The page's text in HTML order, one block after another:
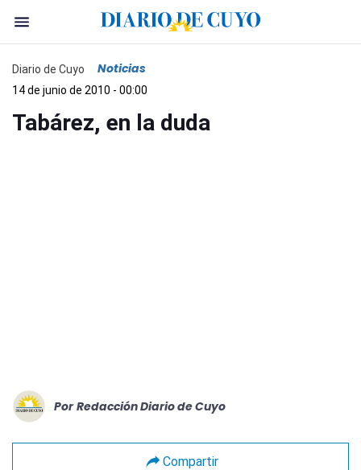
Diario de Cuyo Noticias
14 de junio de 2010 - 00:00
Tabárez, en la duda
Por Redacción Diario de Cuyo
Compartir